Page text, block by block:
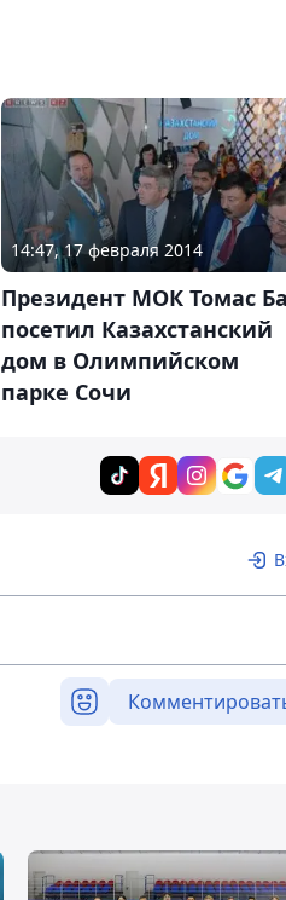
14:47, 17 февраля 2014
Президент МОК Томас
посетил Казахстанский
дом в Олимпийском
парке Сочи